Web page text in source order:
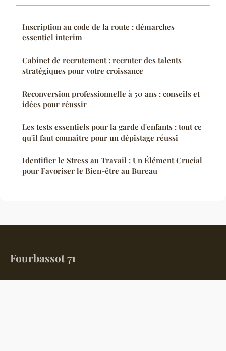
Inscription au code de la route : démarches
essentiel interim
Cabinet de recrutement : recruter des talents
stratégiques pour votre croissance
Reconversion professionnelle à 50 ans : conseils et
idées pour réussir
Les tests essentiels pour la garde d'enfants : tout ce
qu'il faut connaître pour un dépistage réussi
Identifier le Stress au Travail : Un Élément Crucial
pour Favoriser le Bien-être au Bureau
Fourbassot 71